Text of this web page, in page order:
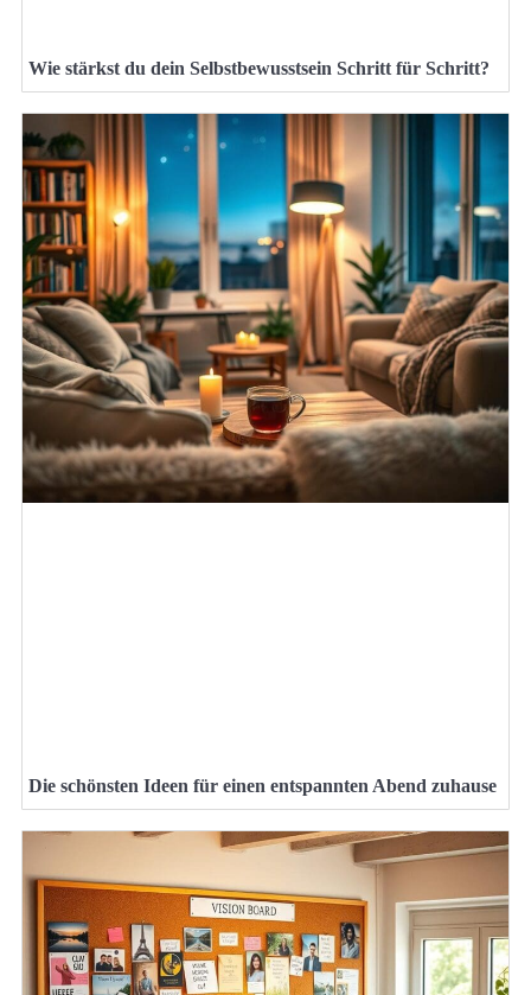
Wie stärkst du dein Selbstbewusstsein Schritt für Schritt?
Die schönsten Ideen für einen entspannten Abend zuhause